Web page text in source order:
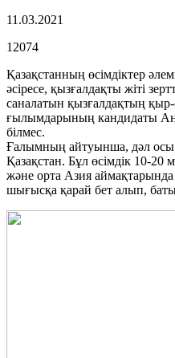
11.03.2021
12074
Қазақстанның өсімдіктер
әсіресе, қызғалдақты жіті
саналатын қызғалдақтың
ғылымдарының кандидаты
білмес.
Ғалымның айтуынша, дәл осы
Қазақстан. Бұл өсімдік 10-20
және орта Азия
шығысқа қарай бет алып,